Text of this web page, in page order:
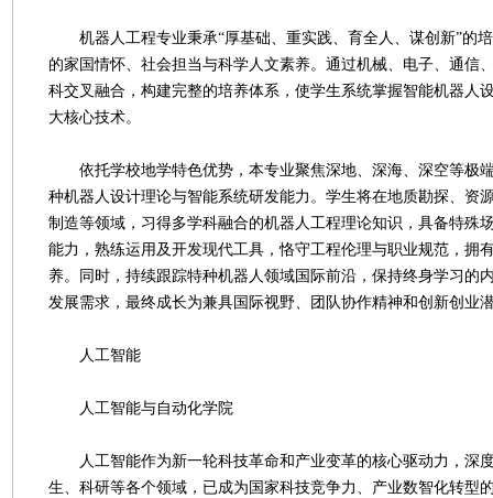
机器人工程专业秉承“厚基础、重实践、育全人、谋创新”的
的家国情怀、社会担当与科学人文素养。通过机械、电子、通信
科交叉融合，构建完整的培养体系，使学生系统掌握智能机器人
大核心技术。
依托学校地学特色优势，本专业聚焦深地、深海、深空等极
种机器人设计理论与智能系统研发能力。学生将在地质勘探、资
制造等领域，习得多学科融合的机器人工程理论知识，具备特殊
能力，熟练运用及开发现代工具，恪守工程伦理与职业规范，拥
养。同时，持续跟踪特种机器人领域国际前沿，保持终身学习的
发展需求，最终成长为兼具国际视野、团队协作精神和创新创业
人工智能
人工智能与自动化学院
人工智能作为新一轮科技革命和产业变革的核心驱动力，深
生、科研等各个领域，已成为国家科技竞争力、产业数智化转型